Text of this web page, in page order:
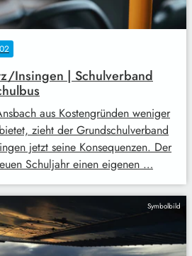
Insingen | Schulverband
aus Kostengründen weniger
zieht der Grundschulverband
jetzt seine Konsequenzen. Der
Schuljahr einen eigenen …
Symbolbild